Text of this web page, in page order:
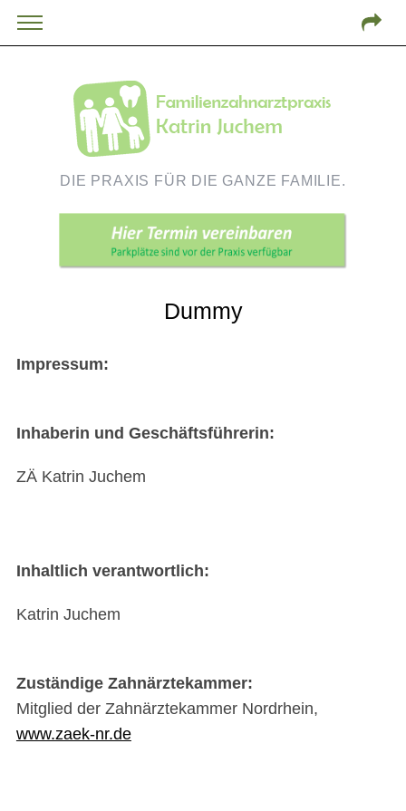
DIE PRAXIS FÜR DIE GANZE FAMILIE.
Dummy
Impressum:
Inhaberin und Geschäftsführerin:
ZÄ Katrin Juchem
Inhaltlich verantwortlich:
Katrin Juchem
Zuständige Zahnärztekammer:
Mitglied der Zahnärztekammer Nordrhein,
www.zaek-nr.de